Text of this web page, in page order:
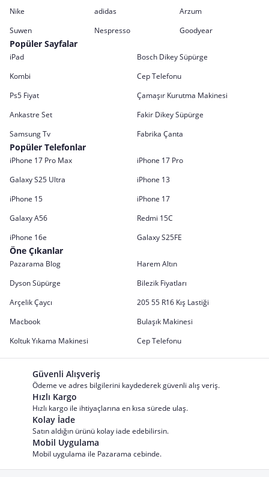
Nike adidas
Arzum
Suwen
Nespresso Goodyear
Popüler Sayfalar
iPad
Bosch Dikey Süpürge
Kombi
Cep Telefonu
Ps5 Fiyat
Çamaşır Kurutma Makinesi
Ankastre Set
Fakir Dikey Süpürge
Samsung Tv
Fabrika Çanta
Popüler Telefonlar
iPhone 17 Pro Max
iPhone 17 Pro
Galaxy S25 Ultra
iPhone 13
iPhone 15
iPhone 17
Galaxy A56
Redmi 15C
iPhone 16e
Galaxy S25FE
Öne Çıkanlar
Pazarama Blog
Harem Altın
Dyson Süpürge
Bilezik Fiyatları
Arçelik Çaycı
205 55 R16 Kış Lastiği
Macbook
Bulaşık Makinesi
Koltuk Yıkama Makinesi
Cep Telefonu
Güvenli Alışveriş
Ödeme ve adres bilgilerini kaydederek güvenli alış veriş.
Hızlı Kargo
Hızlı kargo ile ihtiyaçlarına en kısa sürede ulaş.
Kolay İade
Satın aldığın ürünü kolay iade edebilirsin.
Mobil Uygulama
Mobil uygulama ile Pazarama cebinde.